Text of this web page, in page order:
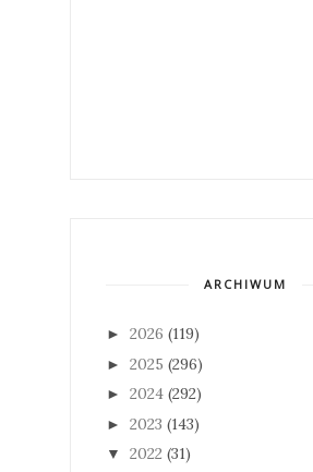
ARCHIWUM
► 2026 (119)
► 2025 (296)
► 2024 (292)
► 2023 (143)
▼ 2022 (31)